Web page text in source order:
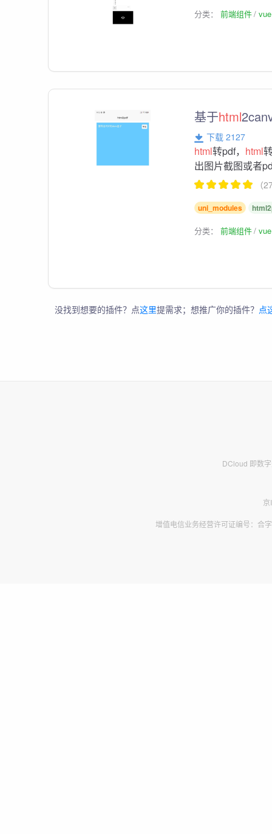
分类：前端组件
基于html
下载 2127
html转pdf， html
出图片截图或者
（
uni_modules
分类：前端组件
没找到想要的插件？点这里提需求；想推广你的插件？ 点
DCloud 即数
增值电信业务经营许可证编号：合